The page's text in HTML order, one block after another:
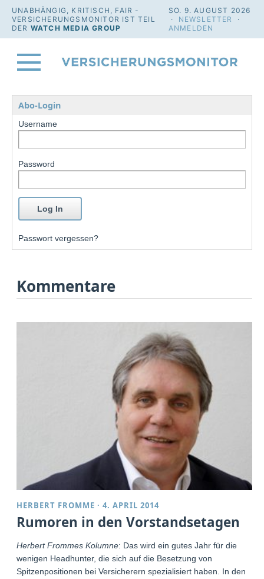
UNABHÄNGIG, KRITISCH, FAIR -
VERSICHERUNGSMONITOR IST TEIL
DER WATCH MEDIA GROUP
SO. 9. AUGUST 2026
· NEWSLETTER
·
ANMELDEN
Abo-Login
Username
Password
Passwort vergessen?
Kommentare
HERBERT FROMME ·4. APRIL 2014
Rumoren in den Vorstandsetagen
Herbert Frommes Kolumne: Das wird ein gutes Jahr für die
wenigen Headhunter, die sich auf die Besetzung von
Spitzenpositionen bei Versicherern spezialisiert haben. In den